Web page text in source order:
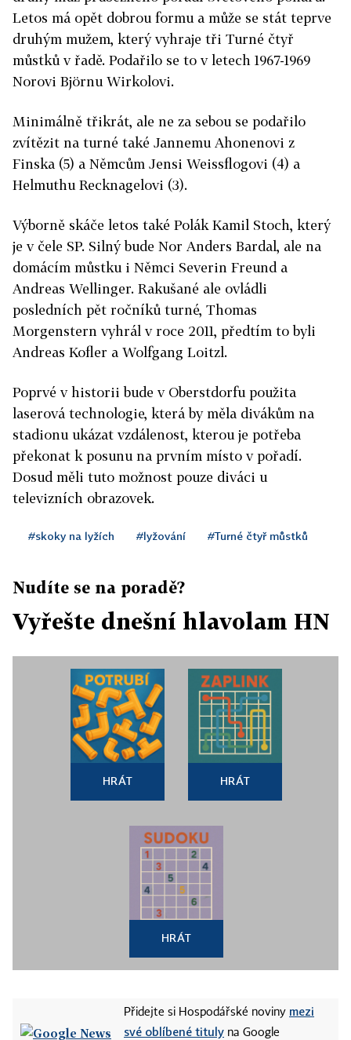
Letos má opět dobrou formu a může se stát teprve
druhým mužem, který vyhraje tři Turné čtyř
můstků v řadě. Podařilo se to v letech 1967-1969
Norovi Björnu Wirkolovi.
Minimálně třikrát, ale ne za sebou se podařilo
zvítězit na turné také Jannemu Ahonenovi z
Finska (5) a Němcům Jensi Weissflogovi (4) a
Helmuthu Recknagelovi (3).
Výborně skáče letos také Polák Kamil Stoch, který
je v čele SP. Silný bude Nor Anders Bardal, ale na
domácím můstku i Němci Severin Freund a
Andreas Wellinger. Rakušané ale ovládli
posledních pět ročníků turné, Thomas
Morgenstern vyhrál v roce 2011, předtím to byli
Andreas Kofler a Wolfgang Loitzl.
Poprvé v historii bude v Oberstdorfu použita
laserová technologie, která by měla divákům na
stadionu ukázat vzdálenost, kterou je potřeba
překonat k posunu na prvním místo v pořadí.
Dosud měli tuto možnost pouze diváci u
televizních obrazovek.
#skoky na lyžích #lyžování #Turné čtyř můstků
Nudíte se na poradě?
Vyřešte dnešní hlavolam HN
HRÁT HRÁT
HRÁT
Přidejte si Hospodářské noviny mezi
své oblíbené tituly na Google